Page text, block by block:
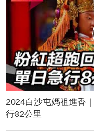
2024白沙屯媽祖進香｜粉
行82公里